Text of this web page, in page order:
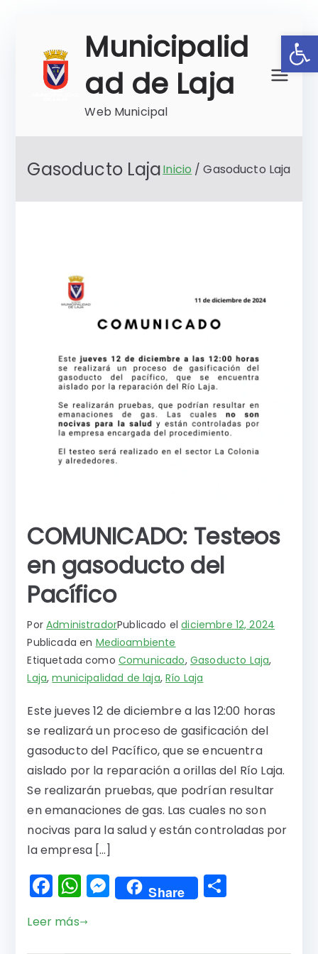
contenido
Municipalid
ad de Laja
Web Municipal
Gasoducto LajaInicio Gasoducto Laja
COMUNICADO: Testeos
en gasoducto del
Pacífico
PorAdministradorPublicado eldiciembre 12, 2024
Publicada en Medioambiente
Etiquetada como Comunicado, Gasoducto Laja,
Laja,municipalidad de laja,Río Laja
Este jueves 12 de diciembre a las 12:00 horas
se realizará un proceso de gasificación del
gasoducto del Pacífico, que se encuentra
aislado por la reparación a orillas del Río Laja.
Se realizarán pruebas, que podrían resultar
en emanaciones de gas. Las cuales no son
nocivas para la salud y están controladas por
la empresa […]
F
a
c
W
h
a
M
e
Share
Leer más